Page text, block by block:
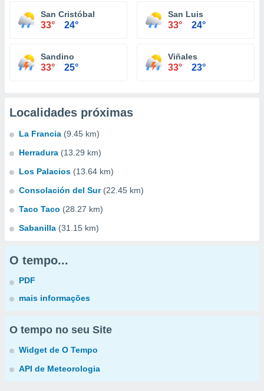
San Cristóbal
33° 24°
San Luis
33° 24°
Sandino
33° 25°
Viñales
33° 23°
Localidades próximas
La Francia (9.45 km)
Herradura (13.29 km)
Los Palacios (13.64 km)
Consolación del Sur (22.45 km)
Taco Taco (28.27 km)
Sabanilla (31.15 km)
O tempo...
PDF
mais informações
O tempo no seu Site
Widget de O Tempo
API de Meteorologia